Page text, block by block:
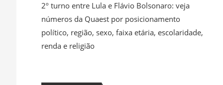
2º turno entre Lula e Flávio Bolsonaro: veja
números da Quaest por posicionamento
político, região, sexo, faixa etária, escolaridade,
renda e religião